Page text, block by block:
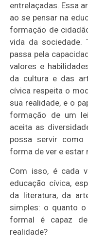
entrelaçadas. Essa
ao se pensar na
formação de
vida da sociedade.
passa pela
valores e
da cultura e das
cívica respeita o
sua realidade, e o
formação de um
aceita as
possa servir
forma de ver e estar
Com isso, é cada
educação cívica,
da literatura, da
simples: o quanto
formal é capaz
realidade?